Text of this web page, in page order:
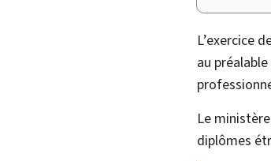
L’exercice
au
Le
diplômes